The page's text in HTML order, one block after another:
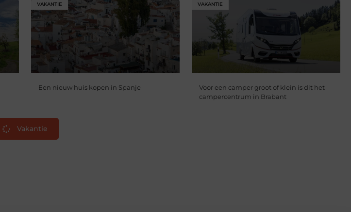
VAKANTIE
Een nieuw huis kopen in Spanje
VAKANTIE
Voor een camper groot of klein is dit het
campercentrum in Brabant
Vakantie